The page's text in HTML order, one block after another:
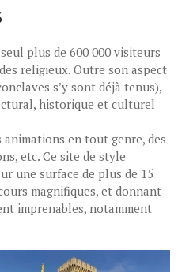
plus de 600 000 visiteurs
religieux. Outre son aspect
s’y sont déjà tenus),
historique et culturel
animations en tout genre, des
etc. Ce site de style
une surface de plus de 15
magnifiques, et donnant
imprenables, notamment